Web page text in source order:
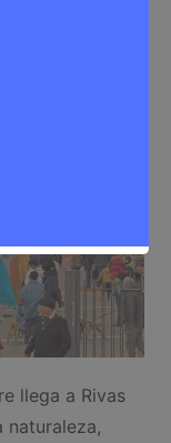
llega a Rivas
naturaleza,